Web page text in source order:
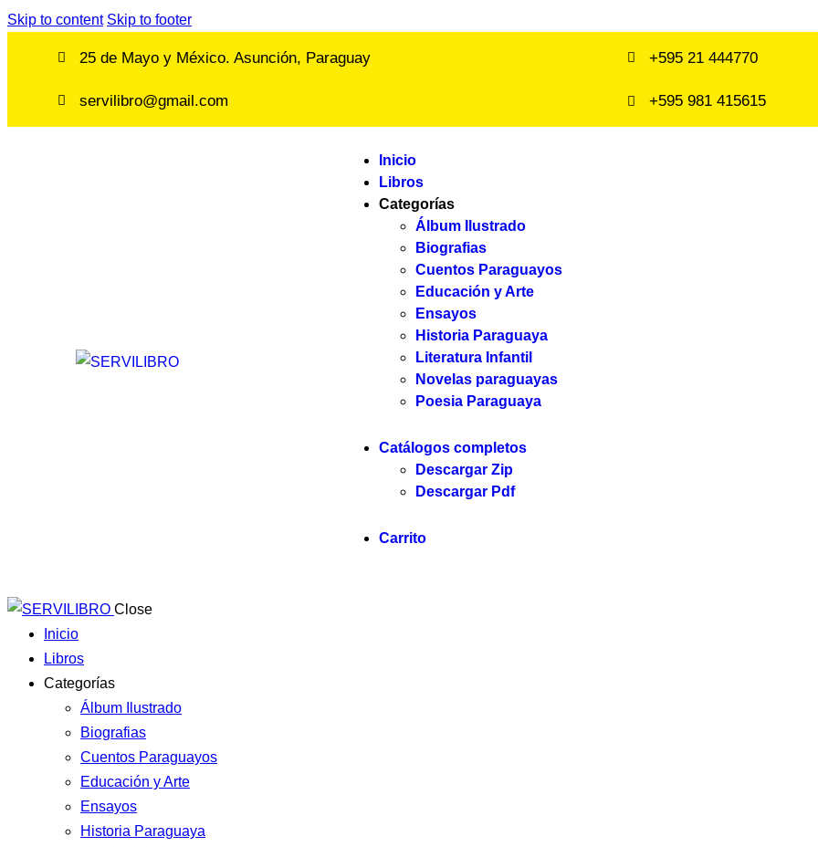
Skip to content Skip to footer
25 de Mayo y México. Asunción, Paraguay
servilibro@gmail.com
+595 21 444770
+595 981 415615
Inicio
Libros
Categorías
Álbum Ilustrado
Biografias
Cuentos Paraguayos
Educación y Arte
Ensayos
Historia Paraguaya
Literatura Infantil
Novelas paraguayas
Poesia Paraguaya
Catálogos completos
Descargar Zip
Descargar Pdf
Carrito
Close
Inicio
Libros
Categorías
Álbum Ilustrado
Biografias
Cuentos Paraguayos
Educación y Arte
Ensayos
Historia Paraguaya